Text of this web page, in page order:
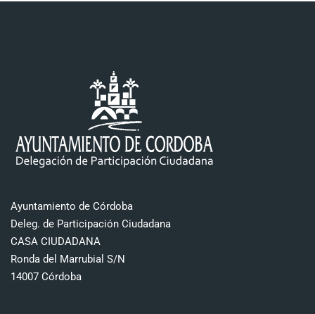
Ayuntamiento de Córdoba
Deleg. de Participación Ciudadana
CASA CIUDADANA
Ronda del Marrubial S/N
14007 Córdoba